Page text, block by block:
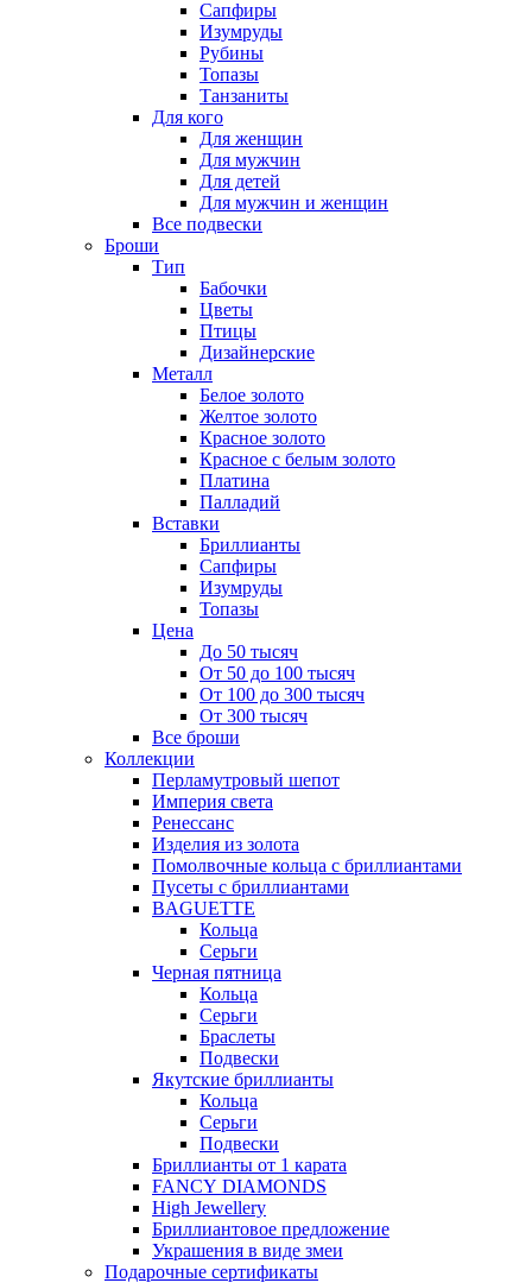
Сапфиры
Изумруды
Рубины
Топазы
Танзаниты
Для кого
Для женщин
Для мужчин
Для детей
Для мужчин и женщин
Все подвески
Броши
Тип
Бабочки
Цветы
Птицы
Дизайнерские
Металл
Белое золото
Желтое золото
Красное золото
Красное с белым золото
Платина
Палладий
Вставки
Бриллианты
Сапфиры
Изумруды
Топазы
Цена
До 50 тысяч
От 50 до 100 тысяч
От 100 до 300 тысяч
От 300 тысяч
Все броши
Коллекции
Перламутровый шепот
Империя света
Ренессанс
Изделия из золота
Помолвочные кольца с бриллиантами
Пусеты с бриллиантами
BAGUETTE
Кольца
Серьги
Черная пятница
Кольца
Серьги
Браслеты
Подвески
Якутские бриллианты
Кольца
Серьги
Подвески
Бриллианты от 1 карата
FANCY DIAMONDS
High Jewellery
Бриллиантовое предложение
Украшения в виде змеи
Подарочные сертификаты